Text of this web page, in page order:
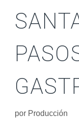
por Producción